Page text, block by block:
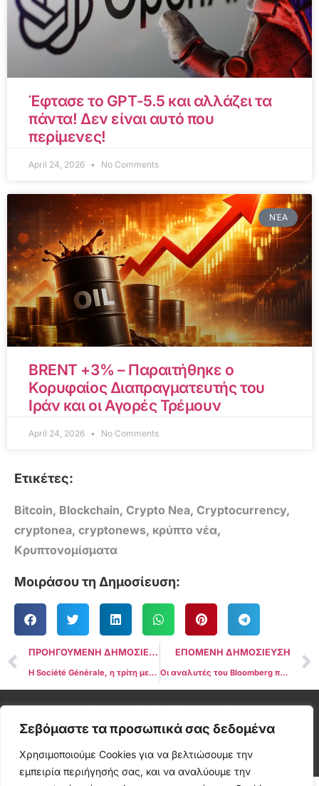
Σεβόμαστε τα προσωπικά σας δεδομένα
Χρησιμοποιούμε Cookies για να βελτιώσουμε την
εμπειρία περιήγησής σας, και να αναλύουμε την
Έφτασε το GPT-5.5 και αλλάζει τα
πάντα! Δεν είναι αυτό που
περίμενες!
April 24, 2026 No Comments
ΝΈΑ
BRENT +3% – Παραιτήθηκε ο
Κορυφαίος Διαπραγματευτής του
Ιράν και οι Αγορές Τρέμουν
April 24, 2026 No Comments
Ετικέτες:
Bitcoin, Blockchain, Crypto Nea, Cryptocurrency,
cryptonea, cryptonews, κρύπτο νέα,
Κρυπτονομίσματα
Μοιράσου τη Δημοσίευση:
ΠΡΟΗΓΟΥΜΕΝΗ ΔΗΜΟΣΙΕΥΣΗ
Η Société Générale, η τρίτη μεγαλύτερη τράπεζα της Γαλλίας, λανσάρει stablecoin συνδεδεμένο με το ευρώ
ΕΠΟΜΕΝΗ ΔΗΜΟΣΙΕΥΣΗ
Οι αναλυτές του Bloomberg προβλέπουν πιθανό χρονοδιάγραμμα για την έγκριση του Spot Ethereum ETF
Cryptonea © All rights reserved